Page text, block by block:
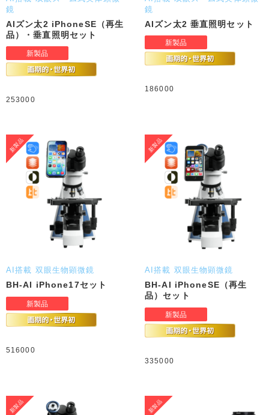
鏡
AIズン太2 iPhoneSE（再生
品）・垂直照明セット
253000
鏡
AIズン太2 垂直照明セット
186000
AI搭載 双眼生物顕微鏡
BH-AI iPhone17セット
516000
AI搭載 双眼生物顕微鏡
BH-AI iPhoneSE（再生
品）セット
335000